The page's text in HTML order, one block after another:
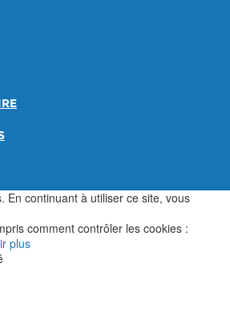
En continuant à utiliser ce site, vous
comment contrôler les cookies :
plus